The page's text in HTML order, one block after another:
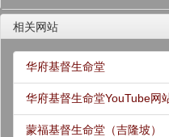
相关网站
华府基督生命堂
华府基督生命堂YouTube网
蒙福基督生命堂（吉隆坡）